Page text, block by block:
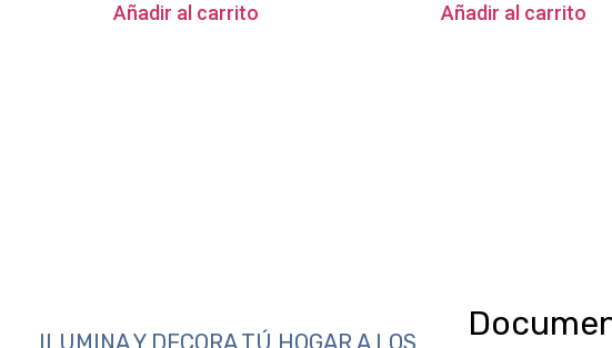
Añadir al carrito Añadir al carrito
ILUMINA Y DECORA TÚ HOGAR A LOS